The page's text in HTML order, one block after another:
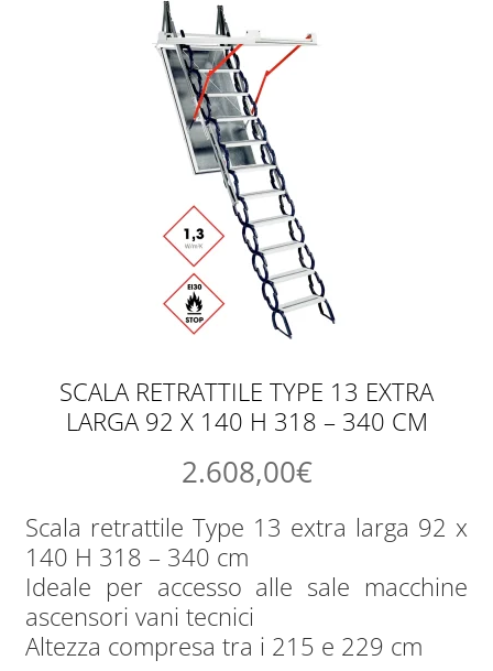
SCALA RETRATTILE TYPE 13 EXTRA
LARGA 92 X 140 H 318 – 340 CM
2.608,00€
Scala retrattile Type 13 extra larga 92 x
140 H 318 – 340 cm
Ideale per accesso alle sale macchine
ascensori vani tecnici
Altezza compresa tra i 215 e 229 cm